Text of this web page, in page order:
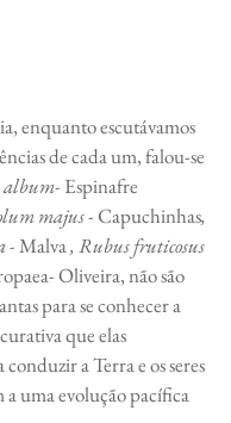
enquanto escutávamos
de cada um, falou-se
album- Espinafre
majus - Capuchinhas,
- Malva , Rubus fruticosus
Oliveira, não são
para se conhecer a
que elas
a Terra e os seres
uma evolução pacífica